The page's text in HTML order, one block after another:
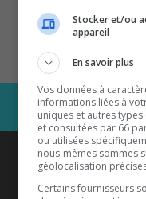
Coyote
Stocker et/ou
appareil
En savoir plus
Vos données à
informations liées à
uniques et autres
et consultées par 66
ou utilisées
nous-mêmes sommes
géolocalisation
Certains fournisseurs